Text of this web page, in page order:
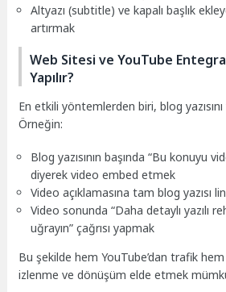
Altyazı (subtitle) ve kapalı başlık
artırmak
Web Sitesi ve YouTube
Yapılır?
En etkili yöntemlerden biri, blog
Örneğin:
Blog yazısının başında “Bu konuyu
diyerek video embed etmek
Video açıklamasına tam blog yazısı
Video sonunda “Daha detaylı yazılı
uğrayın” çağrısı yapmak
Bu şekilde hem YouTube’dan trafik
izlenme ve dönüşüm elde etmek